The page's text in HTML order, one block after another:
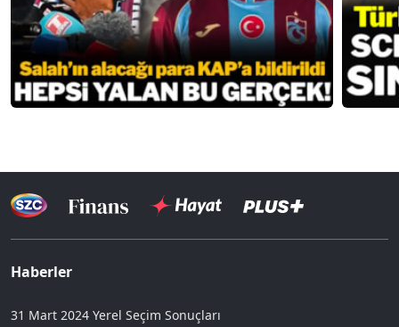
Haberler
31 Mart 2024 Yerel Seçim Sonuçları